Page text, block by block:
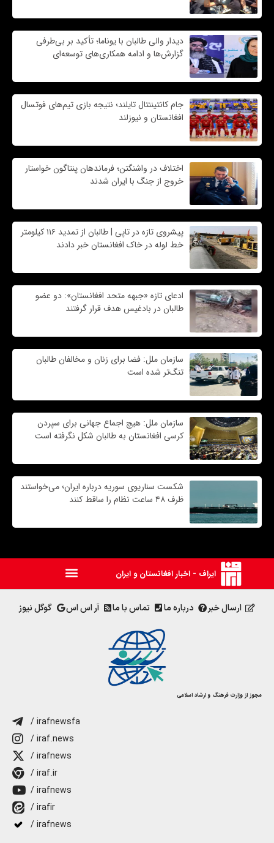
دیدار والی طالبان با یوناما؛ تأکید بر بی‌طرفی
گزارش‌ها و ادامه همکاری‌های توسعه‌ای
جام کانتیننتال تایلند؛ نتیجه بازی تیم‌های فوتسال
افغانستان و نیوزلند
اختلاف در واشنگتن؛ فرماندهان پنتاگون خواستار
خروج از جنگ با ایران شدند
پیشروی تازه در تاپی | طالبان از تمدید ۱۱۶ کیلومتر
خط لوله در خاک افغانستان خبر دادند
ادعای تازه «جبهه متحد افغانستان»: دو عضو
طالبان در بادغیس هدف قرار گرفتند
سازمان ملل: فضا برای زنان و مخالفان طالبان
تنگ‌تر شده است
سازمان ملل: هیچ اجماع جهانی برای سپردن
کرسی افغانستان به طالبان شکل نگرفته است
شکست سناریوی سوریه درباره ایران؛ می‌خواستند
ظرف ۴۸ ساعت نظام را ساقط کنند
ایراف - اخبار افغانستان و ایران
ارسال خبر درباره ما تماس با ما آر اس اس گوگل نیوز
مجوز از وزارت فرهنگ و ارشاد اسلامی
/ irafnewsfa
/ iraf.news
/ irafnews
/ iraf.ir
/ irafnews
/ irafir
/ irafnews